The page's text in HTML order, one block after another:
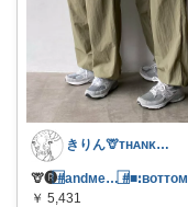
きりん🦒ᴛʜᴀɴᴋs ᴀʟᴡᴀʏs.
🦒🅡#⃞andᴍe… #⃞■ꓽʙᴏᴛᴛᴏᴍ
￥ 5,431